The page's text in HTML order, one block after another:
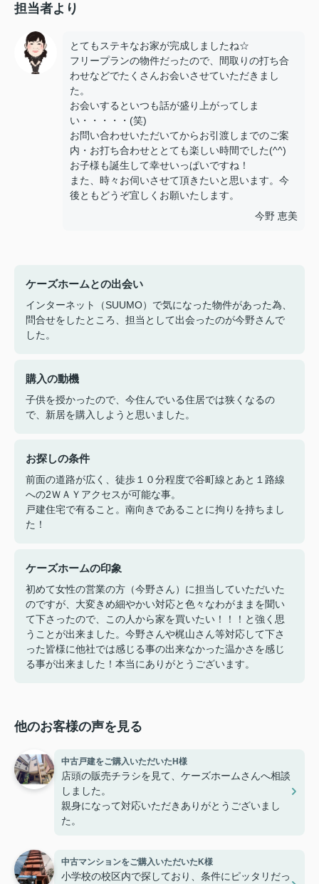
担当者より
とてもステキなお家が完成しましたね☆
フリープランの物件だったので、間取りの打ち合
わせなどでたくさんお会いさせていただきまし
た。
お会いするといつも話が盛り上がってしま
い・・・・・(笑)
お問い合わせいただいてからお引渡しまでのご案
内・お打ち合わせととても楽しい時間でした(^^)
お子様も誕生して幸せいっぱいですね！
また、時々お伺いさせて頂きたいと思います。今
後ともどうぞ宜しくお願いたします。
今野 恵美
ケーズホームとの出会い
インターネット（SUUMO）で気になった物件があった為、
問合せをしたところ、担当として出会ったのが今野さんで
した。
購入の動機
子供を授かったので、今住んでいる住居では狭くなるの
で、新居を購入しようと思いました。
お探しの条件
前面の道路が広く、徒歩１０分程度で谷町線とあと１路線
への2ＷＡＹアクセスが可能な事。
戸建住宅で有ること。南向きであることに拘りを持ちまし
た！
ケーズホームの印象
初めて女性の営業の方（今野さん）に担当していただいた
のですが、大変きめ細やかい対応と色々なわがままを聞い
て下さったので、この人から家を買いたい！！！と強く思
うことが出来ました。今野さんや梶山さん等対応して下さ
った皆様に他社では感じる事の出来なかった温かさを感じ
る事が出来ました！本当にありがとうございます。
他のお客様の声を見る
中古戸建をご購入いただいたH様
店頭の販売チラシを見て、ケーズホームさんへ相談
しました。
親身になって対応いただきありがとうございまし
た。
中古マンションをご購入いただいたK様
小学校の校区内で探しており、条件にピッタリだっ